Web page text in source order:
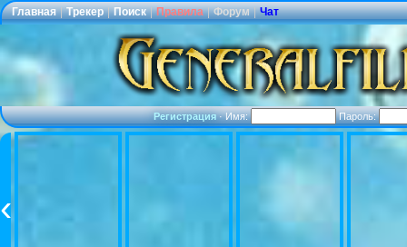
Главная | Трекер | Поиск | Правила | Форум | Чат
Регистрация·Имя: Пароль: